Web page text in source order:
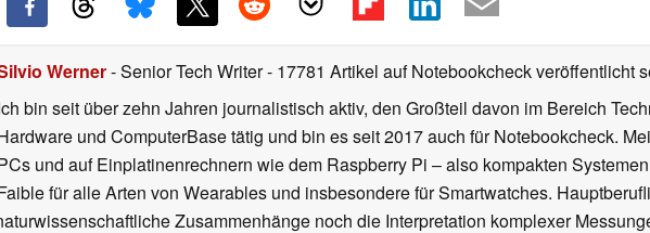
Werner- Senior Tech Writer- 17781 Artikel auf Notebookcheck veröffentlicht
bin seit über zehn Jahren journalistisch aktiv, den Großteil davon im Bereich
und ComputerBase tätig und bin es seit 2017 auch für Notebookcheck.
und auf Einplatinenrechnern wie dem Raspberry Pi – also kompakten
für alle Arten von Wearables und insbesondere für Smartwatches.
Zusammenhänge noch die Interpretation komplexer